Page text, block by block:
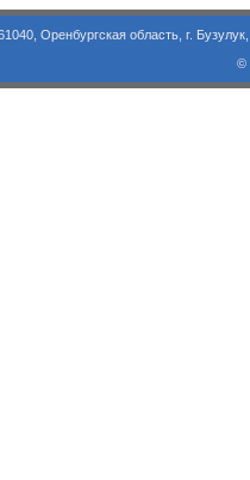
область, г. Бузулук, ул.
©